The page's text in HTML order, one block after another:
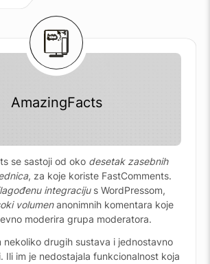
AmazingFacts
se sastoji od oko desetak zasebnih
, za koje koriste FastComments.
integracijus WordPressom,
volumenanonimnih komentara koje
moderira grupa moderatora.
nekoliko drugih sustava i jednostavno
Ili im je nedostajala funkcionalnost koja